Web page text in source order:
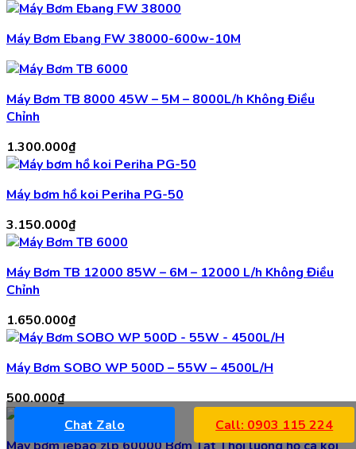
Máy Bơm Ebang FW 38000-600w-10M
Máy Bơm TB 8000 45W – 5M – 8000L/h Không Điều
Chỉnh
1.300.000₫
Máy bơm hồ koi Periha PG-50
3.150.000₫
Máy Bơm TB 12000 85W – 6M – 12000 L/h Không Điều
Chỉnh
1.650.000₫
Máy Bơm SOBO WP 500D – 55W – 4500L/H
500.000₫
Chat Zalo Call: 0903 115 224